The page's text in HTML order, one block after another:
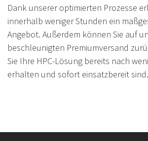
Dank unserer optimierten Prozesse
innerhalb weniger Stunden ein
Angebot. Außerdem können Sie auf
beschleunigten Premiumversand
Sie Ihre HPC-Lösung bereits nach
erhalten und sofort einsatzbereit sind.